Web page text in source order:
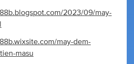
2023/09/may-
may-dem-
masu